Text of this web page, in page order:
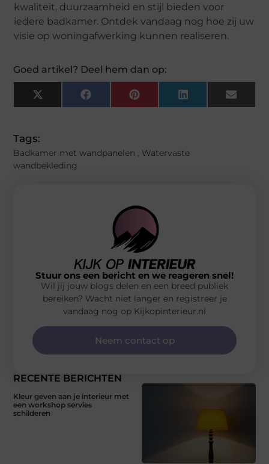
kwaliteit, duurzaamheid en stijl bieden voor
iedere badkamer. Ontdek vandaag nog hoe zij uw
visie op woningafwerking kunnen realiseren.
Goed artikel? Deel hem dan op:
X
(Twitter)
FacebookPinterestLinkedInEmail
Tags:
Badkamer met wandpanelen , Watervaste
wandbekleding
RECENTE BERICHTEN
Kleur geven aan je interieur met
een workshop servies
schilderen
Stuur ons een bericht en we reageren snel!
Wil jij jouw blogs delen en een breed publiek
bereiken? Wacht niet langer en registreer je
vandaag nog op Kijkopinterieur.nl
Neem contact op